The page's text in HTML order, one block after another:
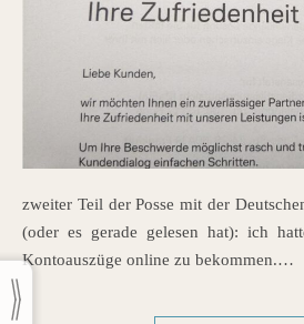
zweiter Teil der Posse mit der Deutschen Bank Wer sich erinnert
(oder es gerade gelesen hat): ich
Kontoauszüge online zu bekommen.…